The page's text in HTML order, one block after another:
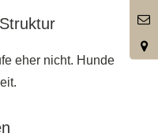
eher nicht. Hunde